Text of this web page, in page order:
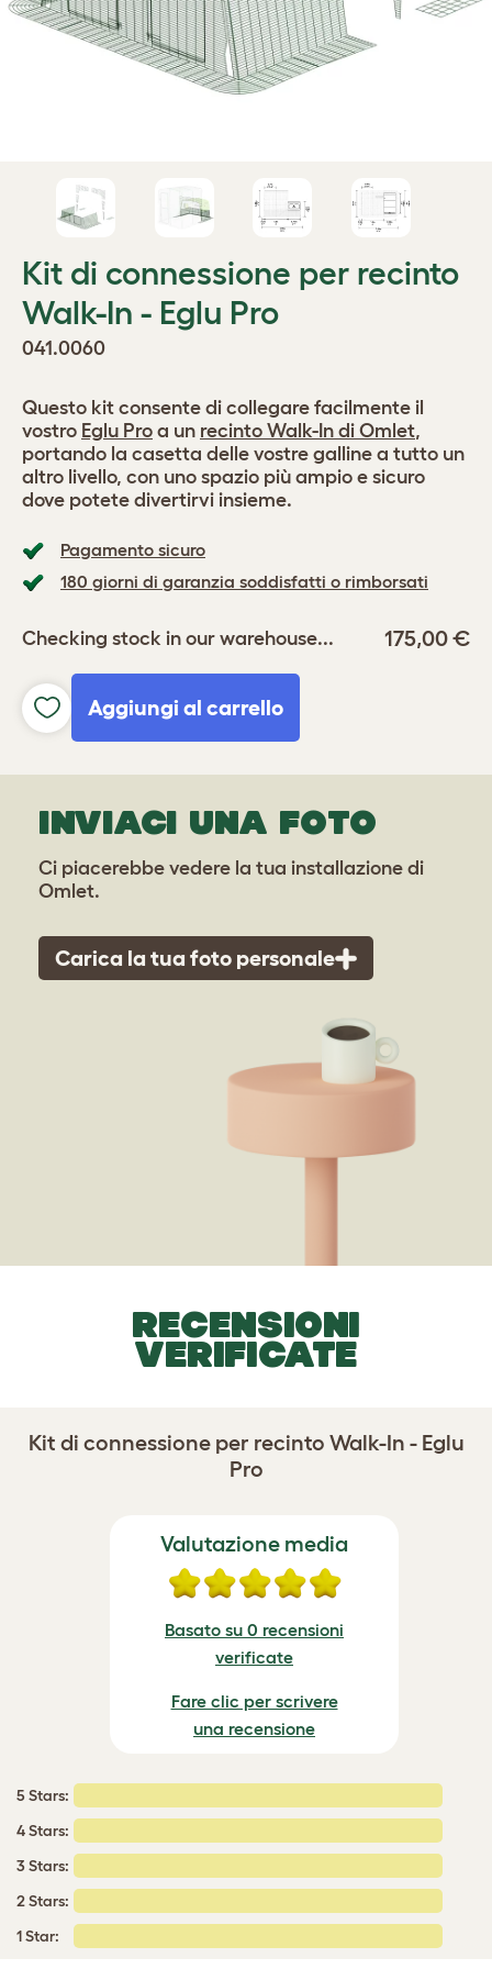
Kit di connessione per recinto
Walk-In - Eglu Pro
041.0060
Pagamento sicuro
180 giorni di garanzia soddisfatti o rimborsati
Checking stock in our warehouse... 175,00 €
Aggiungi al carrello
Questo kit consente di collegare facilmente il
vostro Eglu Pro a un recinto Walk-In di Omlet,
portando la casetta delle vostre galline a tutto un
altro livello, con uno spazio più ampio e sicuro
dove potete divertirvi insieme.
INVIACI UNA FOTO
Ci piacerebbe vedere la tua installazione di
Omlet.
Carica la tua foto personale
RECENSIONI
VERIFICATE
Kit di connessione per recinto Walk-In - Eglu
Pro
Valutazione media
Basato su 0 recensioni
verificate
Fare clic per scrivere
una recensione
5 Stars:
4 Stars:
3 Stars:
2 Stars:
1 Star: